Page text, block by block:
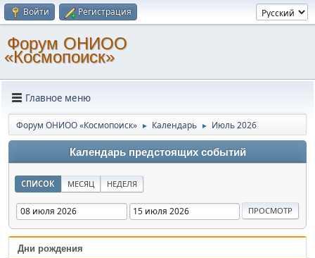
Войти Регистрация
Форум ОНИОО
«Космопоиск»
Главное меню
Форум ОНИОО «Космопоиск» ► Календарь ► Июль 2026
Календарь предстоящих событий
СПИСОК МЕСЯЦ НЕДЕЛЯ
Дни рождения